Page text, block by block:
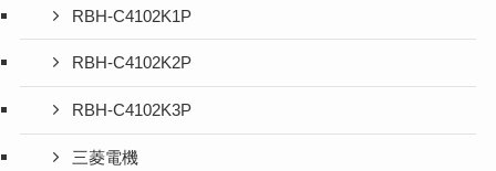
RBH-C4102K1P
RBH-C4102K2P
RBH-C4102K3P
三菱電機